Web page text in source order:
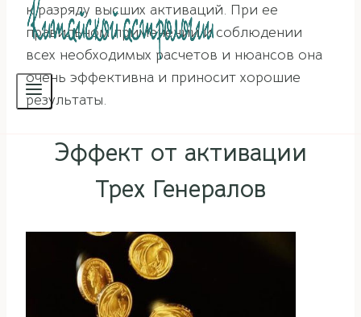
к разряду высших активаций. При ее
правильном применении и соблюдении
всех необходимых расчетов и нюансов она
очень эффективна и приносит хорошие
результаты.
Эффект от активации
Трех Генералов